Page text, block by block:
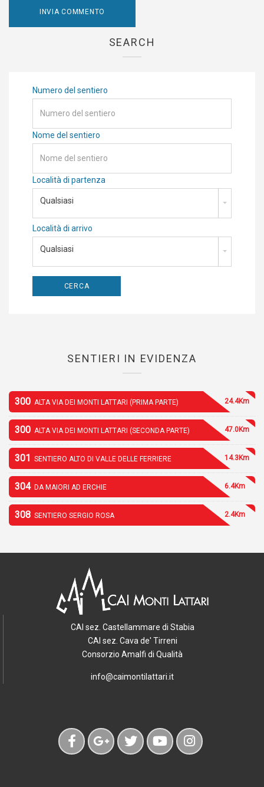
SEARCH
Numero del sentiero
Nome del sentiero
Località di partenza
Qualsiasi
Località di arrivo
Qualsiasi
SENTIERI IN EVIDENZA
300 ALTA VIA DEI MONTI LATTARI (PRIMA PARTE) 24.4Km
300 ALTA VIA DEI MONTI LATTARI (SECONDA PARTE) 47.0Km
301 SENTIERO ALTO DI VALLE DELLE FERRIERE 14.3Km
304 DA MAIORI AD ERCHIE 6.4Km
308 SENTIERO SERGIO ROSA 2.4Km
CAI sez. Castellammare di Stabia
CAI sez. Cava de' Tirreni
Consorzio Amalfi di Qualità
info@caimontilattari.it